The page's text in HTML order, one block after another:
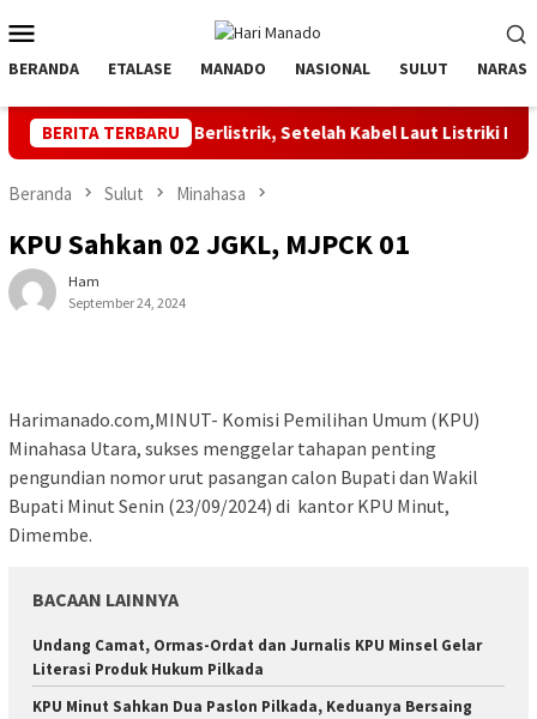
ke
kontenMobile
BERANDA ETALASE MANADO NASIONAL SULUT NARASI
BERITA TERBARU
Berlistrik, Setelah Kabel Laut Listriki Pulau Dudepo
Beranda Sulut Minahasa
KPU Sahkan 02 JGKL, MJPCK 01
Ham
September 24, 2024
Harimanado.com,MINUT- Komisi Pemilihan Umum (KPU)
Minahasa Utara, sukses menggelar tahapan penting
pengundian nomor urut pasangan calon Bupati dan Wakil
Bupati Minut Senin (23/09/2024) di kantor KPU Minut,
Dimembe.
BACAAN LAINNYA
Undang Camat, Ormas-Ordat dan Jurnalis KPU Minsel Gelar
Literasi Produk Hukum Pilkada
KPU Minut Sahkan Dua Paslon Pilkada, Keduanya Bersaing